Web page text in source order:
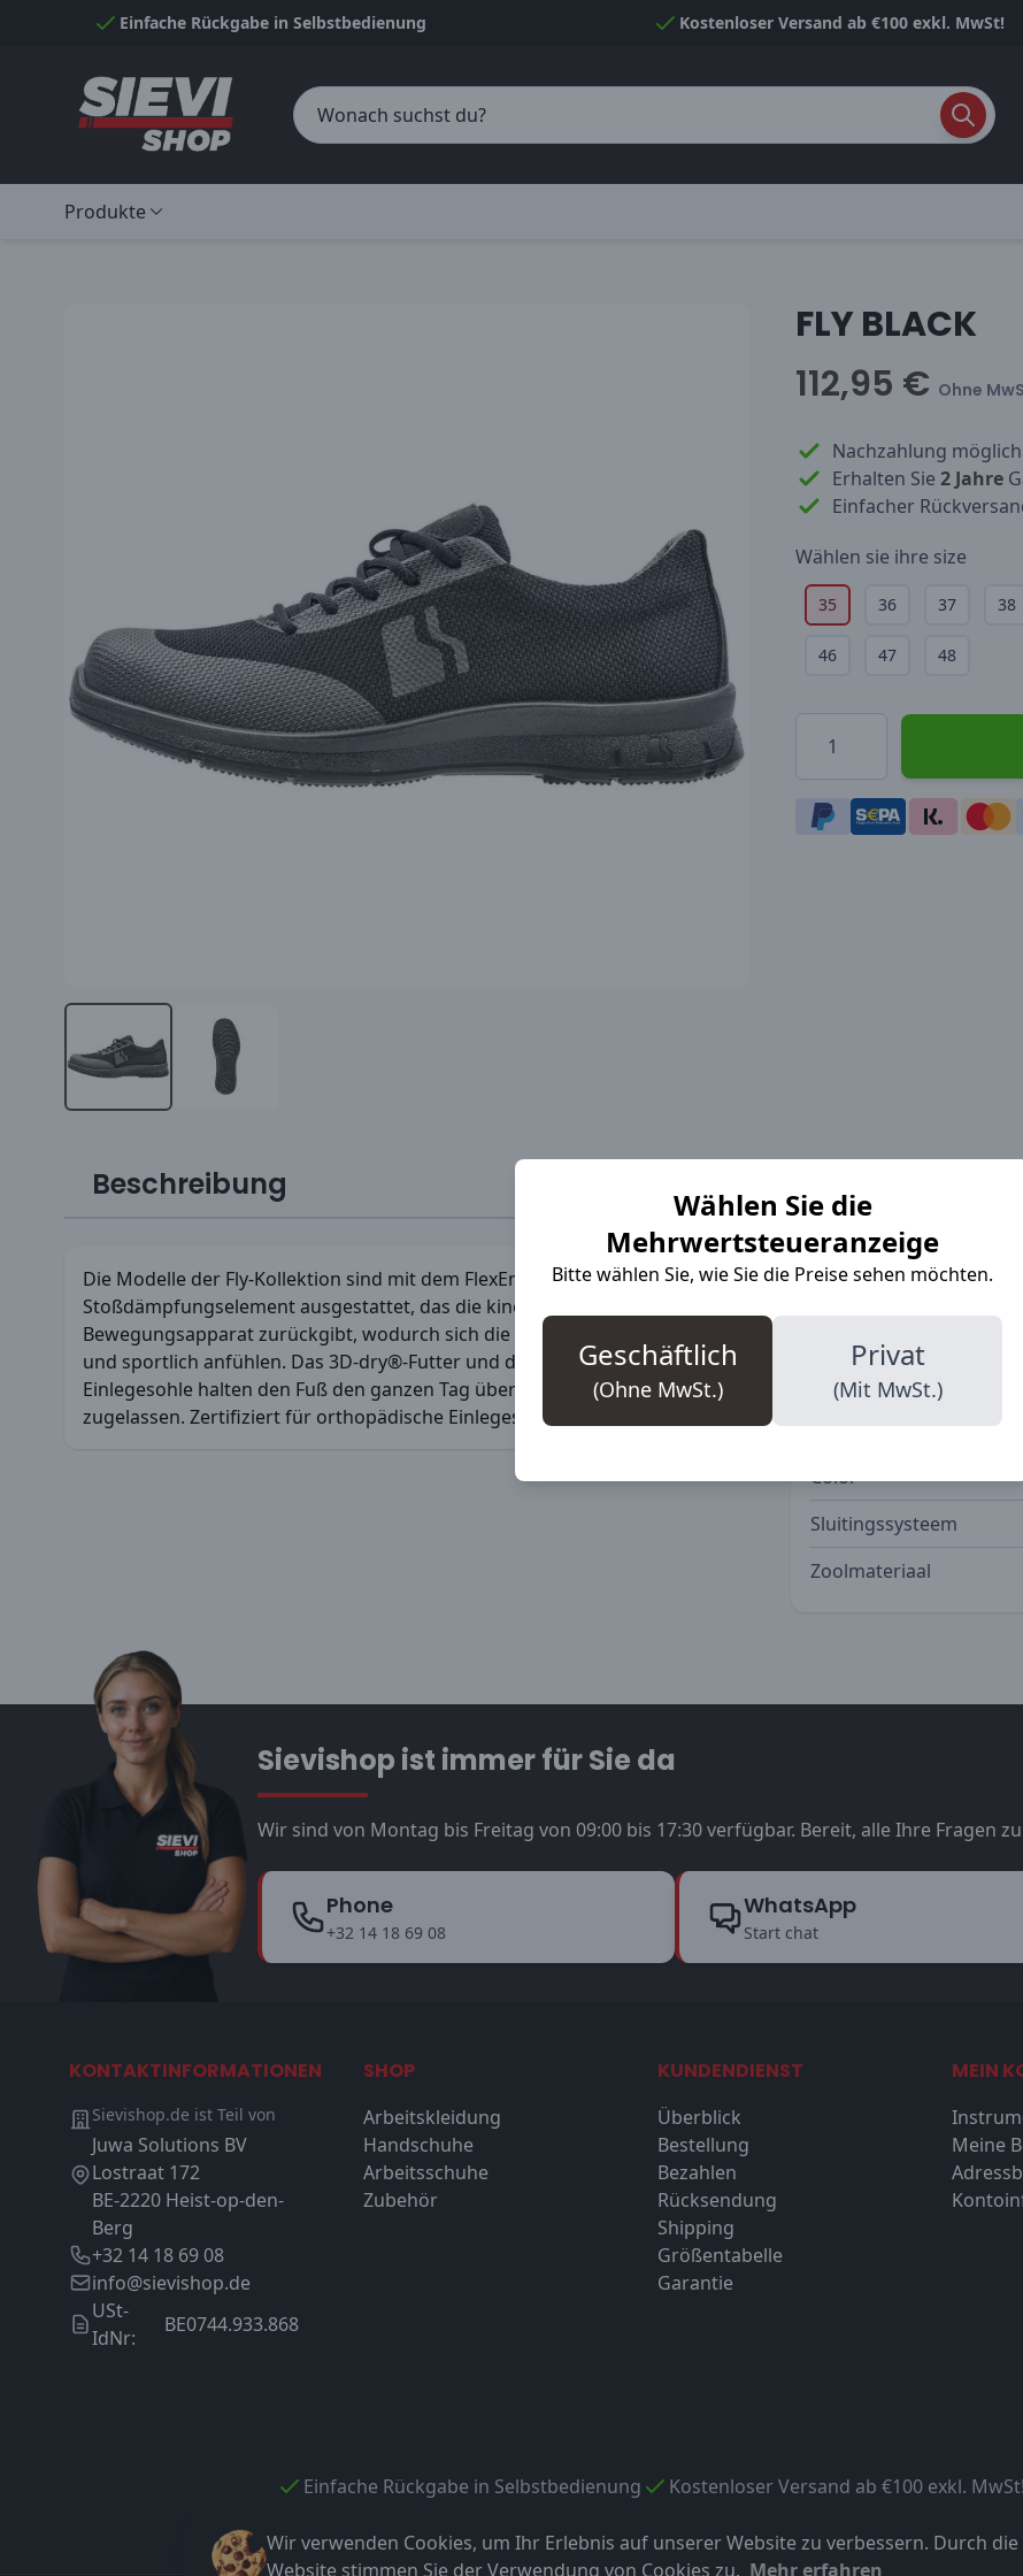
Wir verwenden Cookies, um Ihr Erlebnis auf unserer Website zu verbessern. Durch
Website stimmen Sie der Verwendung von Cookies zu. Mehr erfahren
Skip to Content
Wählen Sie die
Mehrwertsteueranzeige
Bitte wählen Sie, wie Sie die Preise sehen möchten.
Geschäftlich
(Ohne MwSt.)
Privat
(Mit MwSt.)
Einfache Rückgabe in Selbstbedienung Kostenloser Versand ab €100 exkl. MwSt!
Produkte
FLY BLACK
112,95 € Ohne
Nachzahlung möglich
Erhalten Sie 2 Jahre
Einfacher
Wählen sie ihre size
35 36 37 38
46 47 48
Beschreibung
Die Modelle der Fly-Kollektion sind mit dem FlexEnergy®-
Stoßdämpfungselement ausgestattet, das die kinetische Energie an den
Bewegungsapparat zurückgibt, wodurch sich die Schuhe besonders leicht
und sportlich anfühlen. Das 3D-dry®-Futter und die Sievi Comfort-
Einlegesohle halten den Fuß den ganzen Tag über warm und trocken. ESD-
zugelassen. Zertifiziert für orthopädische Einlegesohlen nach DGUV.
More
SKU
Veiligheidsklasse
Bovenmateriaal
Color
Sluitingssysteem
Zoolmateriaal
Sievishop ist immer für Sie da
Wir sind von Montag bis Freitag von 09:00 bis 17:30 verfügbar. Bereit, alle Ihre Fragen
Phone
+32 14 18 69 08
WhatsApp
Start chat
KONTAKTINFORMATIONEN
Sievishop.de ist Teil von
Juwa Solutions BV
Lostraat 172
BE-2220 Heist-op-den-
Berg
+32 14 18 69 08
info@sievishop.de
USt-
IdNr:
BE0744.933.868
SHOP
Arbeitskleidung
Handschuhe
Arbeitsschuhe
Zubehör
KUNDENDIENST
Überblick
Bestellung
Bezahlen
Rücksendung
Shipping
Größentabelle
Garantie
MEIN
Meine
Einfache Rückgabe in Selbstbedienung Kostenloser Versand ab €100 exkl. MwSt!